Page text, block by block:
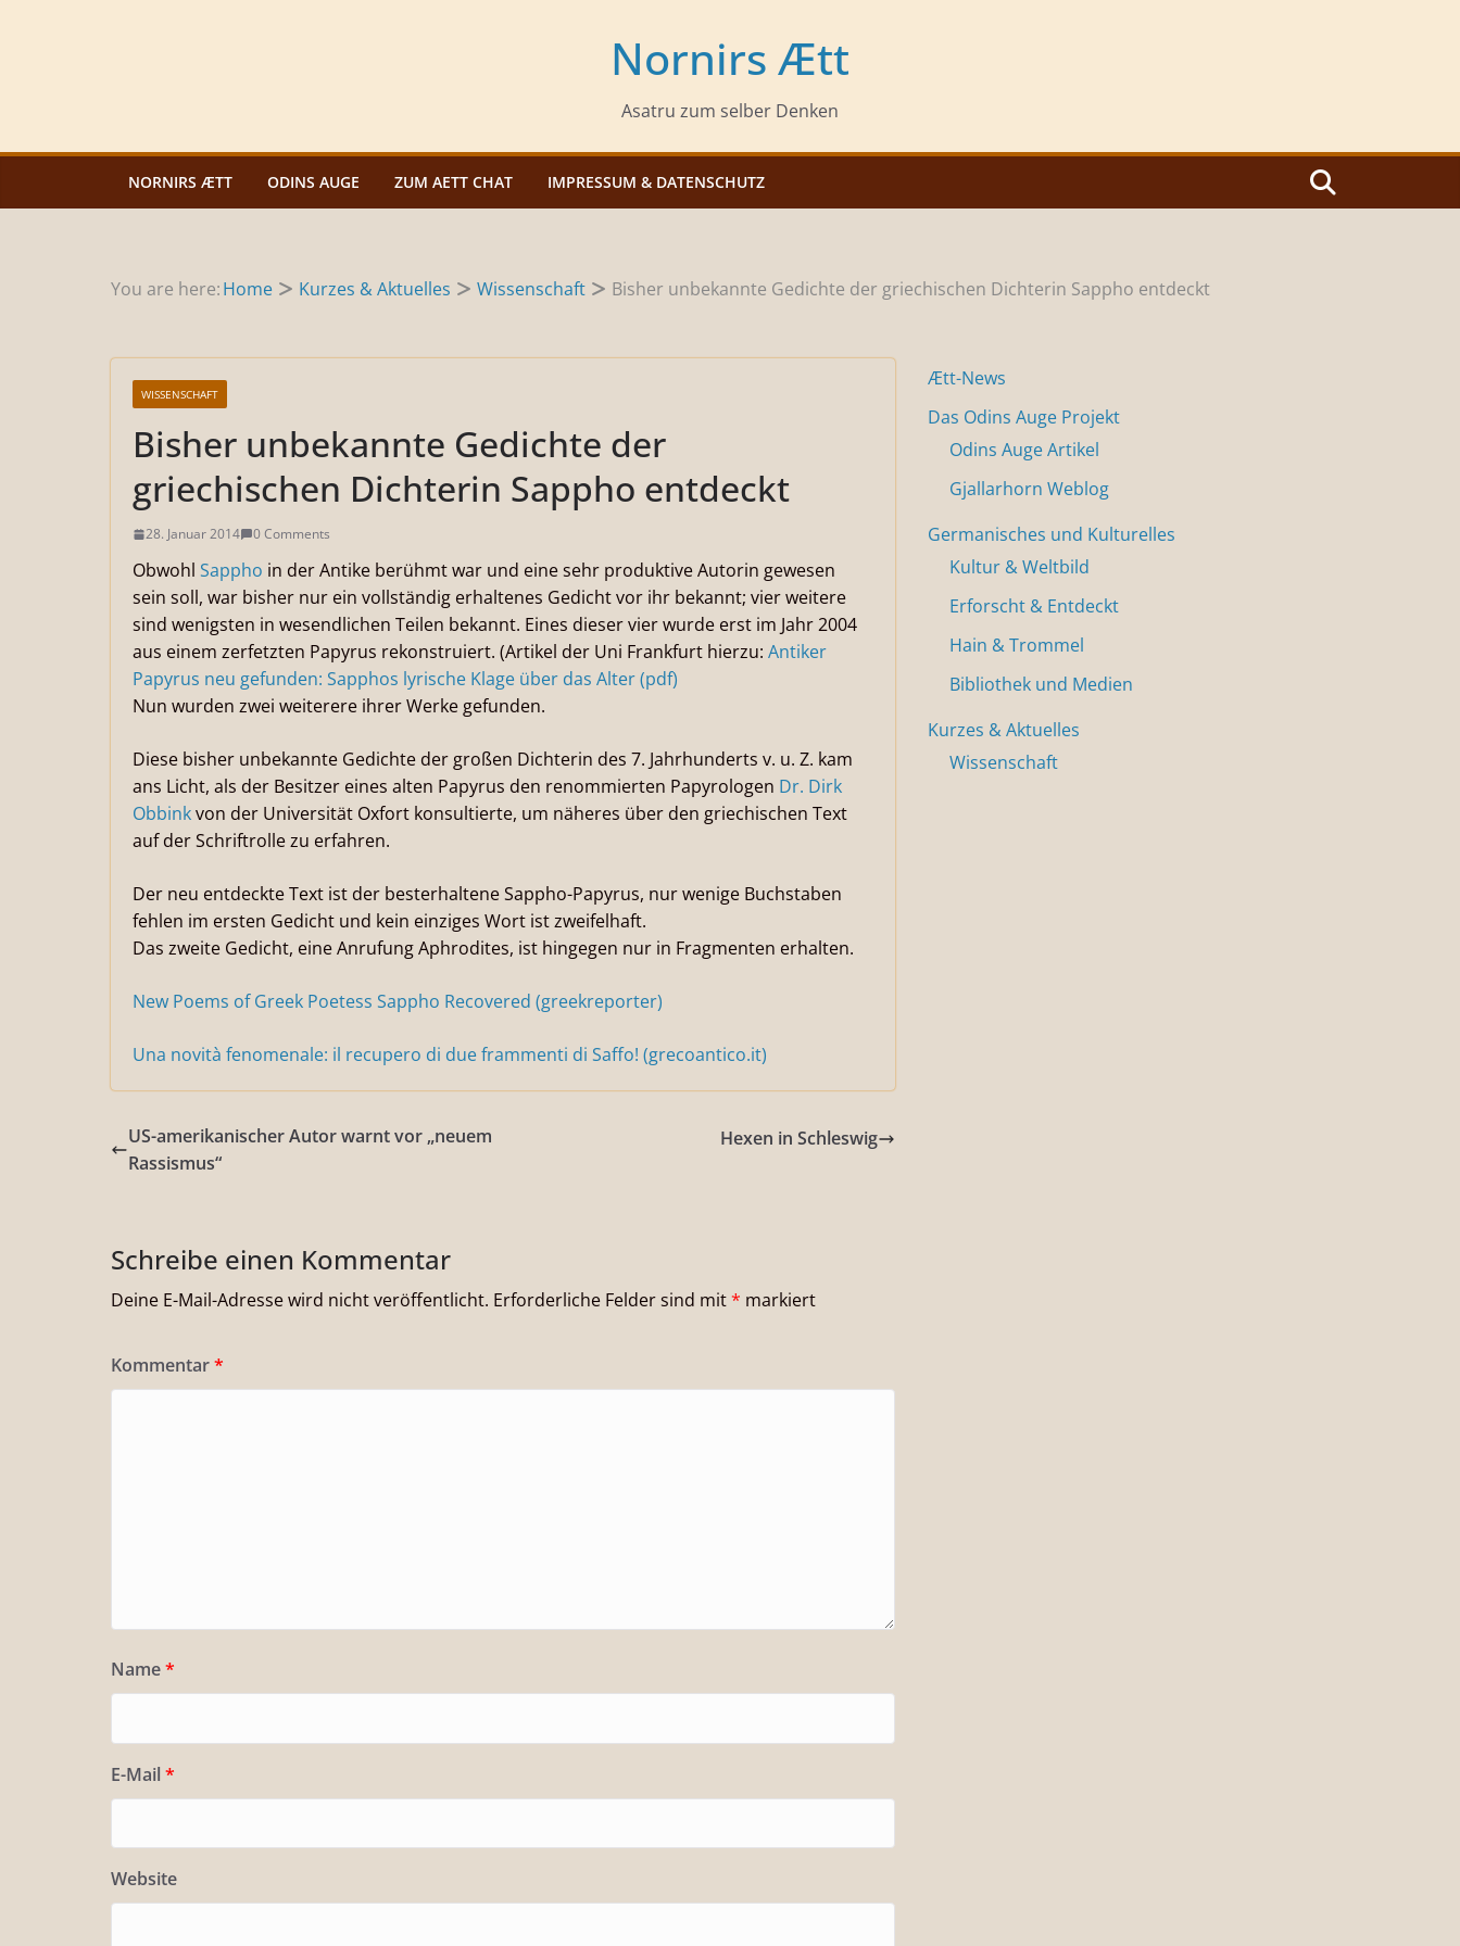
Nornirs Ætt
Asatru zum selber Denken
NORNIRS ÆTT ODINS AUGE ZUM AETT CHAT IMPRESSUM & DATENSCHUTZ
You are here:Home Kurzes & Aktuelles Wissenschaft Bisher unbekannte Gedichte der griechischen Dichterin Sappho entdeckt
WISSENSCHAFT
Bisher unbekannte Gedichte der
griechischen Dichterin Sappho entdeckt
28. Januar 2014 0 Comments
Obwohl Sappho in der Antike berühmt war und eine sehr produktive Autorin gewesen
sein soll, war bisher nur ein vollständig erhaltenes Gedicht vor ihr bekannt; vier weitere
sind wenigsten in wesendlichen Teilen bekannt. Eines dieser vier wurde erst im Jahr 2004
aus einem zerfetzten Papyrus rekonstruiert. (Artikel der Uni Frankfurt hierzu: Antiker
Papyrus neu gefunden: Sapphos lyrische Klage über das Alter (pdf)
Nun wurden zwei weiterere ihrer Werke gefunden.
Diese bisher unbekannte Gedichte der großen Dichterin des 7. Jahrhunderts v. u. Z. kam
ans Licht, als der Besitzer eines alten Papyrus den renommierten Papyrologen Dr. Dirk
Obbinkvon der Universität Oxfort konsultierte, um näheres über den griechischen Text
auf der Schriftrolle zu erfahren.
Der neu entdeckte Text ist der besterhaltene Sappho-Papyrus, nur wenige Buchstaben
fehlen im ersten Gedicht und kein einziges Wort ist zweifelhaft.
Das zweite Gedicht, eine Anrufung Aphrodites, ist hingegen nur in Fragmenten erhalten.
New Poems of Greek Poetess Sappho Recovered (greekreporter)
Una novità fenomenale: il recupero di due frammenti di Saffo! (grecoantico.it)
US-amerikanischer Autor warnt vor „neuem
Rassismus“
Hexen in Schleswig
Schreibe einen Kommentar
Deine E-Mail-Adresse wird nicht veröffentlicht. Erforderliche Felder sind mit* markiert
Kommentar*
Name*
E-Mail *
Website
Ætt-News
Das Odins Auge Projekt
Odins Auge Artikel
Gjallarhorn Weblog
Germanisches und Kulturelles
Kultur & Weltbild
Erforscht & Entdeckt
Hain & Trommel
Bibliothek und Medien
Kurzes & Aktuelles
Wissenschaft